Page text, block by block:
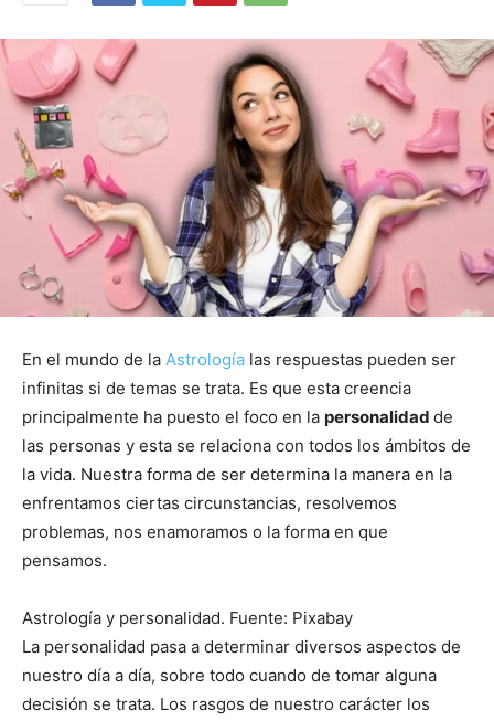
En el mundo de la Astrología las respuestas pueden ser
infinitas si de temas se trata. Es que esta creencia
principalmente ha puesto el foco en la personalidad de
las personas y esta se relaciona con todos los ámbitos de
la vida. Nuestra forma de ser determina la manera en la
enfrentamos ciertas circunstancias, resolvemos
problemas, nos enamoramos o la forma en que
pensamos.
Astrología y personalidad. Fuente: Pixabay
La personalidad pasa a determinar diversos aspectos de
nuestro día a día, sobre todo cuando de tomar alguna
decisión se trata. Los rasgos de nuestro carácter los